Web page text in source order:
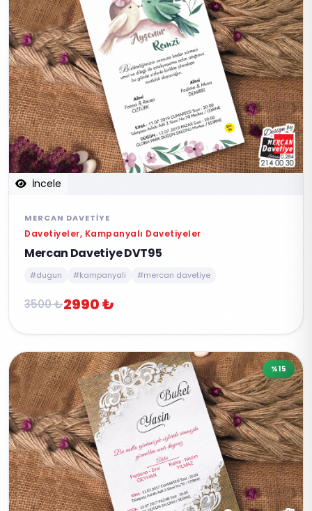
İncele
MERCAN DAVETIYE
Davetiyeler, Kampanyalı Davetiyeler
Mercan Davetiye DVT95
#dugun #kampanyali #mercan davetiye
3500 ₺2990 ₺
%15